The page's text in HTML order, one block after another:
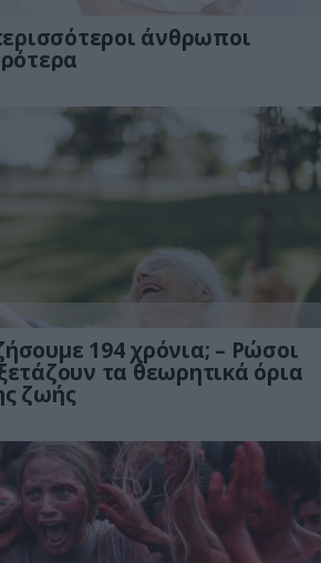
άνθρωποι
194 χρόνια; – Ρώσοι
τα θεωρητικά όρια
ζωής